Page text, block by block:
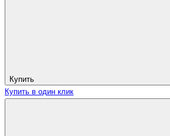
Купить
Купить в один клик